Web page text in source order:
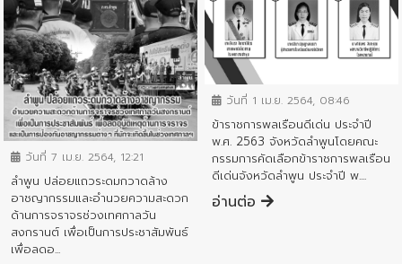
ข่าวประชาสัมพันธ์
วันที่ 7 เม.ย. 2564, 12:21
ลำพูน ปล่อยแถวระดมกวาดล้าง
อาชญากรรมและอำนวยความสะดวก
ด้านการจราจรช่วงเทศกาลวัน
สงกรานต์ เพื่อเป็นการประชาสัมพันธ์
เพื่อลดอ...
ข่าวประชาสัมพันธ์
วันที่ 1 เม.ย. 2564, 08:46
ข้าราชการพลเรือนดีเด่น ประจำปี
พ.ศ. 2563 จังหวัดลำพูนโดยคณะ
กรรมการคัดเลือกข้าราชการพลเรือน
ดีเด่นจังหวัดลำพูน ประจำปี พ....
อ่านต่อ